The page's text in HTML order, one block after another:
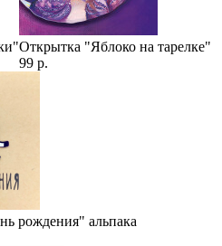
Открытка "Яблоко на тарелке"
99 р.
рождения" альпака